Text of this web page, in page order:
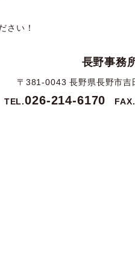
さい！
長野事務
〒381-0043 長野県長野市
TEL.026-214-6170 FAX.